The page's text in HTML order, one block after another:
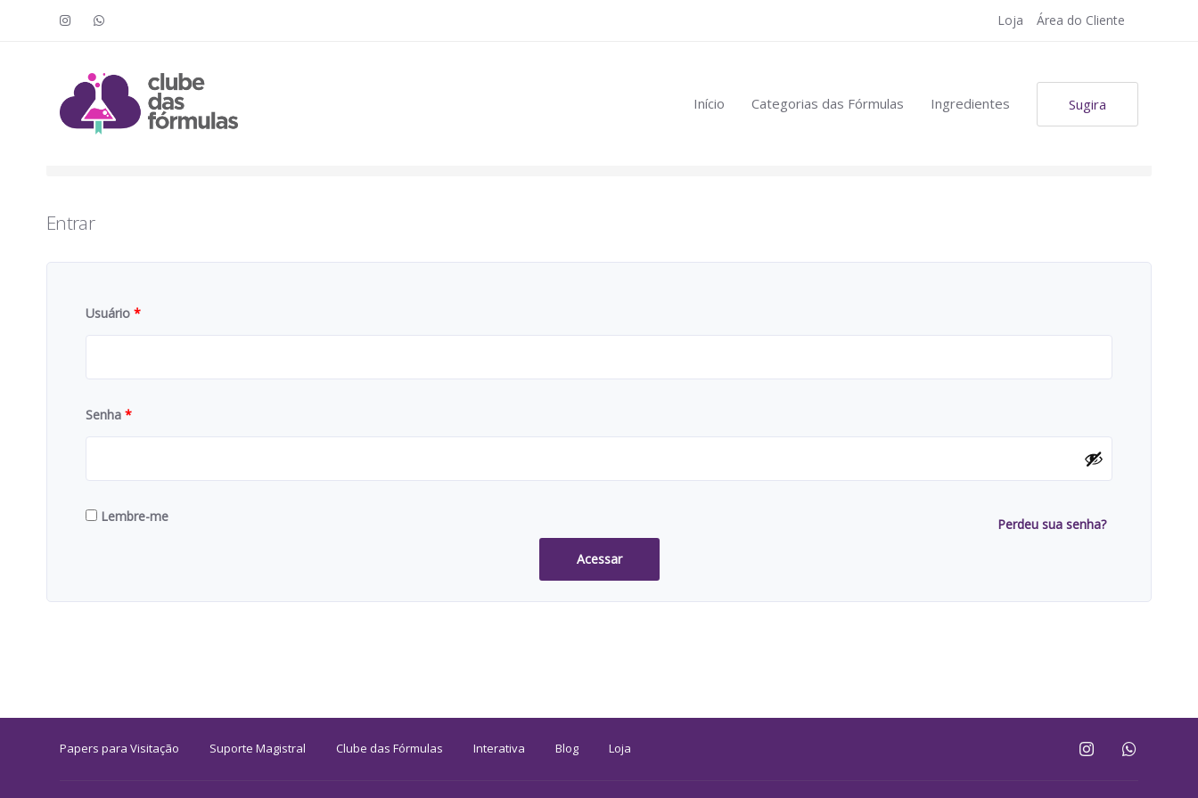
Loja Área do Cliente
Início Categorias das Fórmulas Ingredientes Sugira
Entrar
Usuário *
Senha *
Lembre-me
Acessar
Perdeu sua senha?
Papers para Visitação Suporte Magistral Clube das Fórmulas Interativa Blog Loja